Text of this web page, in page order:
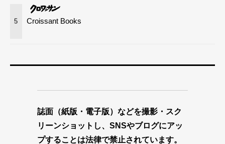
5 Croissant Books
誌面（紙版・電子版）などを撮影・スク
リーンショットし、SNSやブログにアッ
プすることは法律で禁止されています。